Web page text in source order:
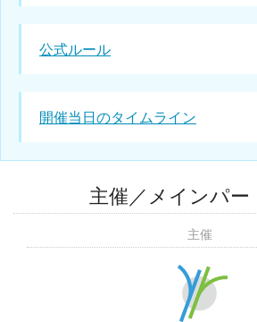
公式ルール
開催当日のタイムライン
主催／メインパー
主催